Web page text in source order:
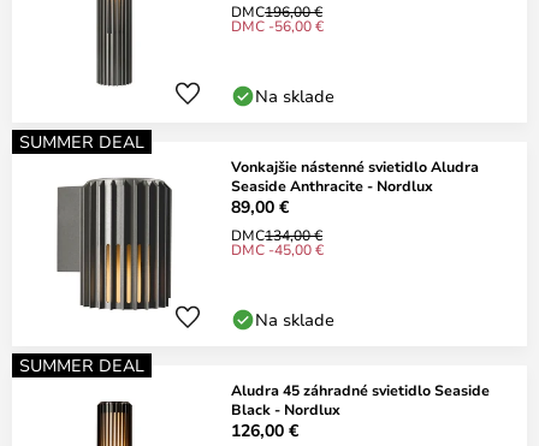
DMC196,00 €
DMC -56,00 €
Na sklade
SUMMER DEAL
Vonkajšie nástenné svietidlo Aludra
Seaside Anthracite - Nordlux
89,00 €
DMC134,00 €
DMC -45,00 €
Na sklade
SUMMER DEAL
Aludra 45 záhradné svietidlo Seaside
Black - Nordlux
126,00 €